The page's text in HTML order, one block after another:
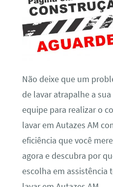
Não deixe que um
de lavar atrapalhe a
equipe para realizar o
lavar em Autazes AM
eficiência que você
agora e descubra por
escolha em assistência